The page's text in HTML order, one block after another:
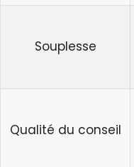
Souplesse
Qualité du conseil